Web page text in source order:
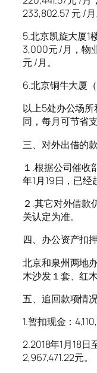
233,802.57 元 /月
5.北京凯旋大厦1
3,000元 /月，物
元 /月。
6.北京铜牛大厦
以上5处办公场
同，每月可节省
三、对外出借的
１.根据公司催收
年1月19日，已经
２.其它对外借款
关认定为准。
四、办公资产扣
北京和泉州两地
木沙发１套、红
五、追回款项情
1.暂扣现金：
2.2018年1月18
2,967,471.22元。